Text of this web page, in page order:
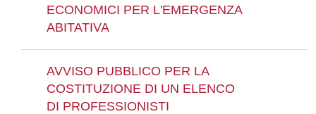
ECONOMICI PER L'EMERGENZA
ABITATIVA
AVVISO PUBBLICO PER LA
COSTITUZIONE DI UN ELENCO
DI PROFESSIONISTI